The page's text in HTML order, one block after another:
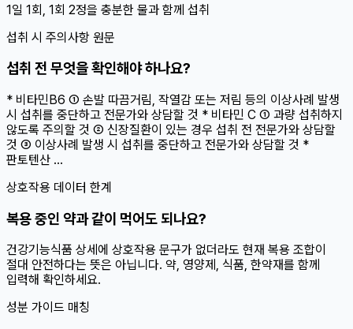
1일 1회, 1회 2정을 충분한 물과 함께 섭취
섭취 시 주의사항 원문
섭취 전 무엇을 확인해야 하나요?
* 비타민B6 ① 손발 따끔거림, 작열감 또는 저림 등의 이상사례 발생
시 섭취를 중단하고 전문가와 상담할 것 * 비타민 C ① 과량 섭취하지
않도록 주의할 것 ② 신장질환이 있는 경우 섭취 전 전문가와 상담할
것 ③ 이상사례 발생 시 섭취를 중단하고 전문가와 상담할 것 *
판토텐산 ...
상호작용 데이터 한계
복용 중인 약과 같이 먹어도 되나요?
건강기능식품 상세에 상호작용 문구가 없더라도 현재 복용 조합이
절대 안전하다는 뜻은 아닙니다. 약, 영양제, 식품, 한약재를 함께
입력해 확인하세요.
성분 가이드 매칭